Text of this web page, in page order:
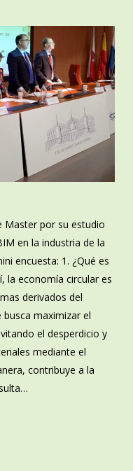
Master por su estudio
en la industria de la
encuesta: 1. ¿Qué es
la economía circular es
derivados del
maximizar el
el desperdicio y
mediante el
contribuye a la